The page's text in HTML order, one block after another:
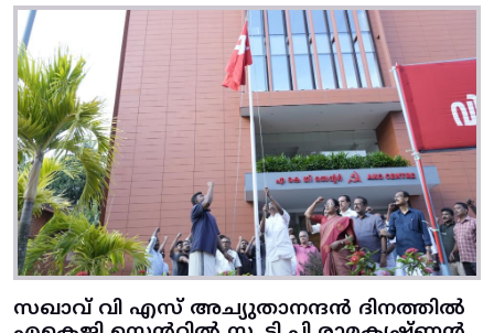
സഖാവ് വി എസ് അച്യുതാനന്ദൻ ദിനത്തിൽ